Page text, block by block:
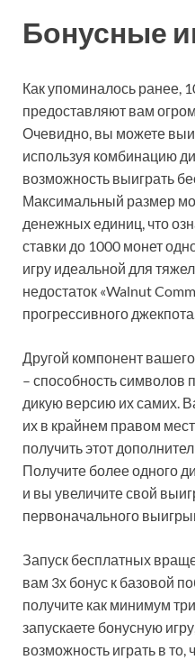
Бонусные
Как упоминалось ранее,
предоставляют вам
Очевидно, вы можете
используя комбинацию
возможность выиграть
Максимальный размер
денежных единиц, что
ставки до 1000 монет
игру идеальной для
недостаток «Walnut
прогрессивного
Другой компонент
– способность символов
дикую версию их самих.
их в крайнем правом
получить этот
Получите более одного
и вы увеличите свой
первоначального
Запуск бесплатных
вам 3х бонус к базовой
получите как минимум
запускаете бонусную
возможность играть в то,